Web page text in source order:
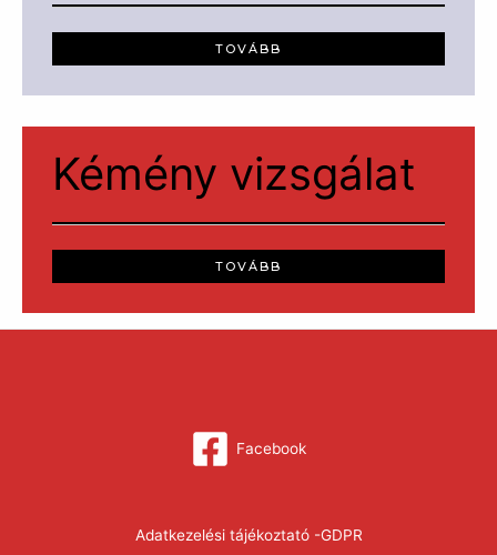
TOVÁBB
Kémény vizsgálat
TOVÁBB
Facebook
Adatkezelési tájékoztató -GDPR